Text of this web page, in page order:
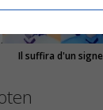
Il suffira d'un signe